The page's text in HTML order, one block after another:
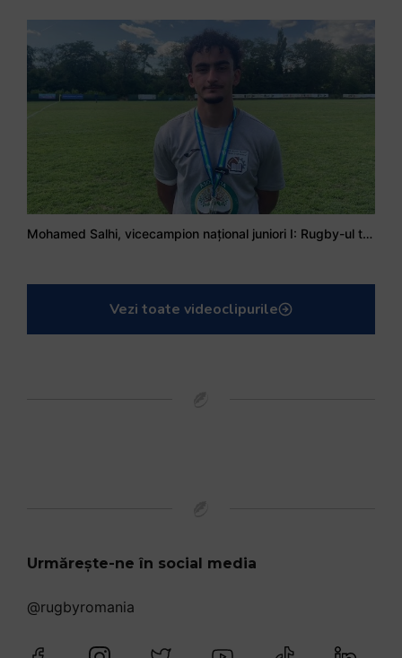
Mohamed Salhi, vicecampion național juniori I: Rugby-ul te învață să accepți și înfrângerile
Vezi toate videoclipurile
Urmărește-ne în social media
@rugbyromania